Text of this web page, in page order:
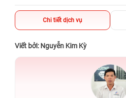
Chi tiết dịch vụ
Viết bởi: Nguyễn Kim Kỳ